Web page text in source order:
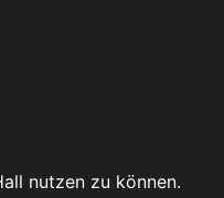
nutzen zu können.